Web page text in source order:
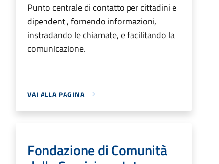
Punto centrale di contatto per cittadini e
dipendenti, fornendo informazioni,
instradando le chiamate, e facilitando la
comunicazione.
VAI ALLA PAGINA
Fondazione di Comunità